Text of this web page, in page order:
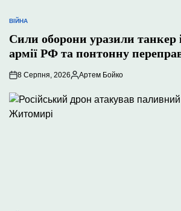
ОПУБЛІКУВАТИ
ВІЙНА
Сили оборони уразили танкер
армії РФ та понтонну
8 Серпня, 2026
Опубліковано
Артем Бойко